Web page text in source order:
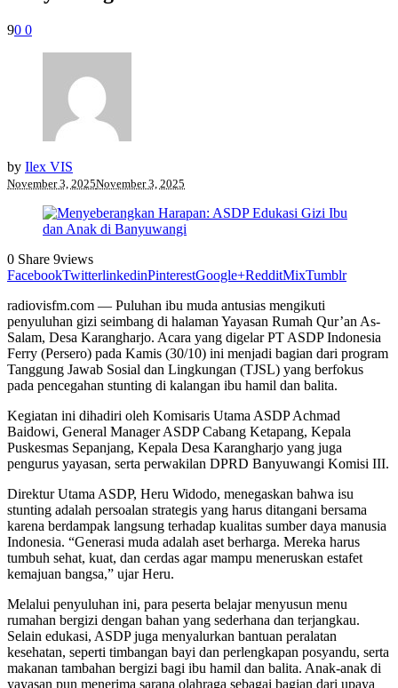
90 0
by Ilex VIS
November 3, 2025November 3, 2025
0 Share 9views
FacebookTwitterlinkedinPinterestGoogle+RedditMixTumblr
radiovisfm.com — Puluhan ibu muda antusias mengikuti
penyuluhan gizi seimbang di halaman Yayasan Rumah Qur’an As-
Salam, Desa Karangharjo. Acara yang digelar PT ASDP Indonesia
Ferry (Persero) pada Kamis (30/10) ini menjadi bagian dari program
Tanggung Jawab Sosial dan Lingkungan (TJSL) yang berfokus
pada pencegahan stunting di kalangan ibu hamil dan balita.
Kegiatan ini dihadiri oleh Komisaris Utama ASDP Achmad
Baidowi, General Manager ASDP Cabang Ketapang, Kepala
Puskesmas Sepanjang, Kepala Desa Karangharjo yang juga
pengurus yayasan, serta perwakilan DPRD Banyuwangi Komisi III.
Direktur Utama ASDP, Heru Widodo, menegaskan bahwa isu
stunting adalah persoalan strategis yang harus ditangani bersama
karena berdampak langsung terhadap kualitas sumber daya manusia
Indonesia. “Generasi muda adalah aset berharga. Mereka harus
tumbuh sehat, kuat, dan cerdas agar mampu meneruskan estafet
kemajuan bangsa,” ujar Heru.
Melalui penyuluhan ini, para peserta belajar menyusun menu
rumahan bergizi dengan bahan yang sederhana dan terjangkau.
Selain edukasi, ASDP juga menyalurkan bantuan peralatan
kesehatan, seperti timbangan bayi dan perlengkapan posyandu, serta
makanan tambahan bergizi bagi ibu hamil dan balita. Anak-anak di
yayasan pun menerima sarana olahraga sebagai bagian dari upaya